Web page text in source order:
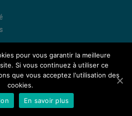
- Tous droits réservés - 70 Avenue des
Salariés –Crédits - Mentions légales
:Déclic communication
pour vous garantir la meilleure
Si vous continuez à utiliser ce
que vous acceptez l'utilisation des
cookies.
En savoir plusNOUS TROUVER